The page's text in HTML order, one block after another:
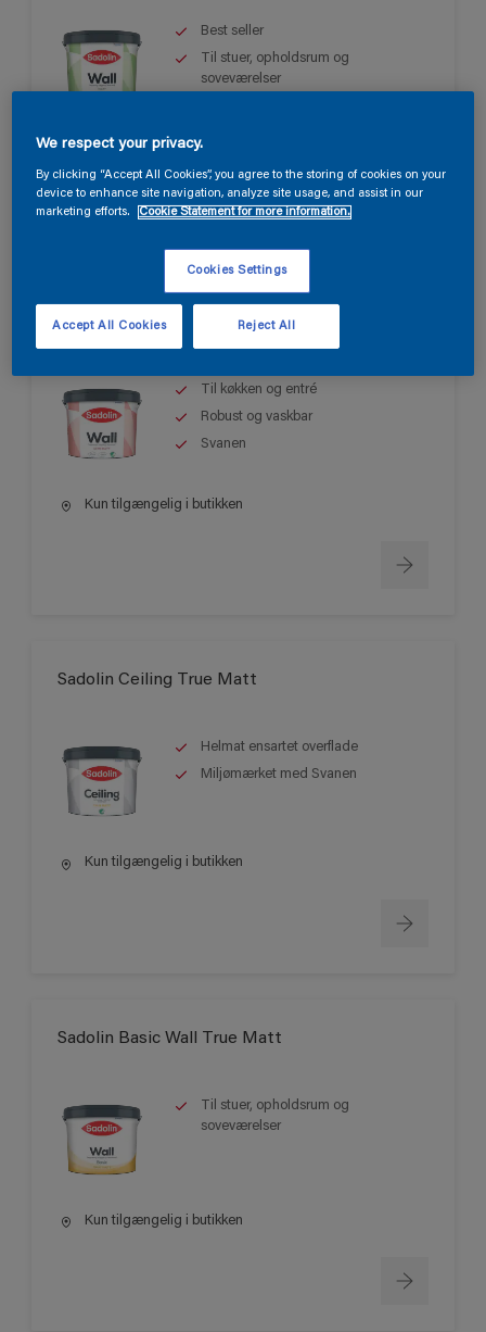
Best seller
Til stuer, opholdsrum og
soveværelser
Kun tilgængelig i butikken
Sadolin Wall Semi Matt
Til køkken og entré
Robust og vaskbar
Svanen
Kun tilgængelig i butikken
Sadolin Ceiling True Matt
Helmat ensartet overflade
Miljømærket med Svanen
Kun tilgængelig i butikken
Sadolin Basic Wall True Matt
Til stuer, opholdsrum og
soveværelser
Kun tilgængelig i butikken
We respect your privacy.
By clicking “Accept All Cookies”, you agree to the storing of cookies on your
device to enhance site navigation, analyze site usage, and assist in our
marketing efforts.
Cookie Statement for more information.
Cookies Settings
Reject All
Accept All Cookies